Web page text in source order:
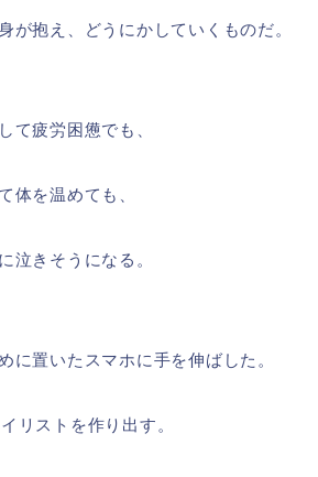
が抱え、どうにかしていくものだ。
て疲労困憊でも、
体を温めても、
泣きそうになる。
に置いたスマホに手を伸ばした。
リストを作り出す。